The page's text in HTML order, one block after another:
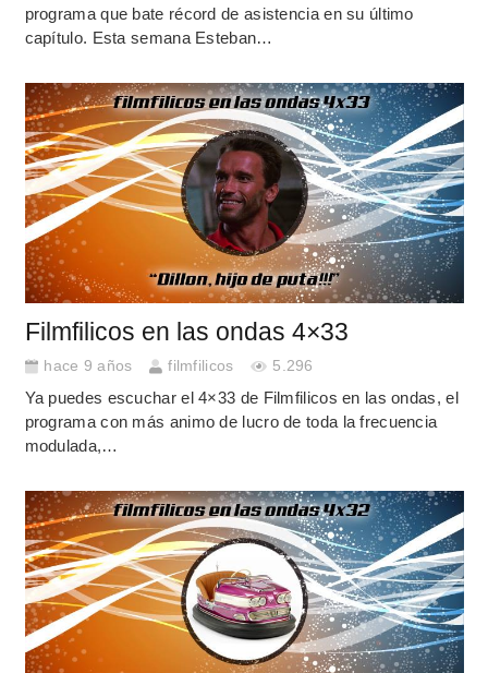
programa que bate récord de asistencia en su último
capítulo. Esta semana Esteban…
Filmfilicos en las ondas 4×33
hace 9 años filmfilicos 5.296
Ya puedes escuchar el 4×33 de Filmfilicos en las ondas, el
programa con más animo de lucro de toda la frecuencia
modulada,…